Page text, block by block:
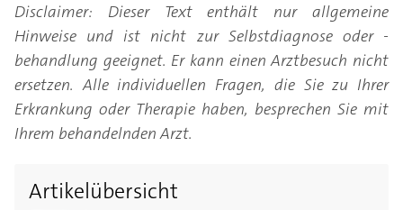
Disclaimer: Dieser Text enthält nur allgemeine
Hinweise und ist nicht zur Selbstdiagnose oder -
behandlung geeignet. Er kann einen Arztbesuch nicht
ersetzen. Alle individuellen Fragen, die Sie zu Ihrer
Erkrankung oder Therapie haben, besprechen Sie mit
Ihrem behandelnden Arzt.
Artikelübersicht